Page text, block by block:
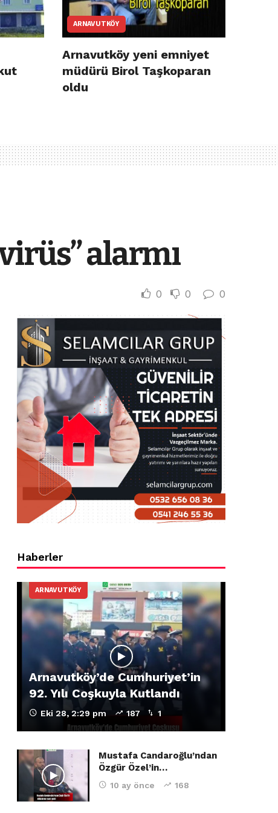
ARNAVUTKÖY
Arnavutköy yeni emniyet
müdürü Birol Taşkoparan
oldu
alarmı
0 0 0
Haberler
ARNAVUTKÖY
Arnavutköy’de Cumhuriyet’in
92. Yılı Coşkuyla Kutlandı
Eki 28, 2:29 pm 187 1
Mustafa Candaroğlu’ndan
Özgür Özel’in…
10 ay önce 168